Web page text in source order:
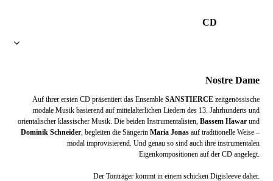
CD
Nostre Dame
Auf ihrer ersten CD präsentiert das Ensemble SANSTIERCEzeitgenössische
modale Musik basierend auf mittelalterlichen Liedern des 13. Jahrhunderts und
orientalischer klassischer Musik. Die beiden Instrumentalisten, Bassem Hawarund
Dominik Schneider, begleiten die Sängerin Maria Jonasauf traditionelle Weise –
modal improvisierend. Und genau so sind auch ihre instrumentalen
Eigenkompositionen auf der CD angelegt.
Der Tonträger kommt in einem schicken Digisleeve daher.